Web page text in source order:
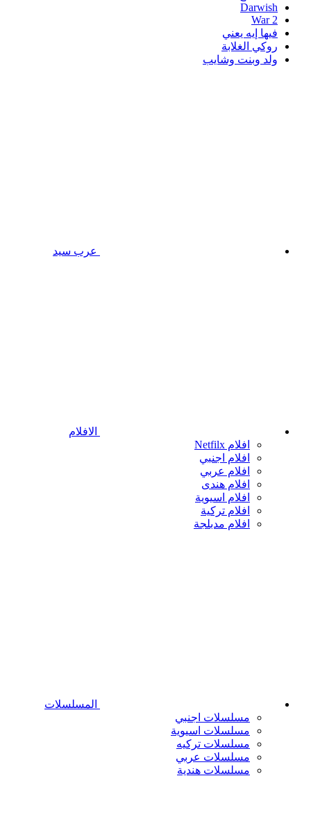
Darwish
War 2
فيها إيه يعني
روكي الغلابة
ولد وبنت وشايب
عرب سيد
الافلام
افلام Netfilx
افلام اجنبي
افلام عربي
افلام هندى
افلام اسيوية
افلام تركية
افلام مدبلجة
المسلسلات
مسلسلات اجنبي
مسلسلات اسيوية
مسلسلات تركيه
مسلسلات عربي
مسلسلات هندية